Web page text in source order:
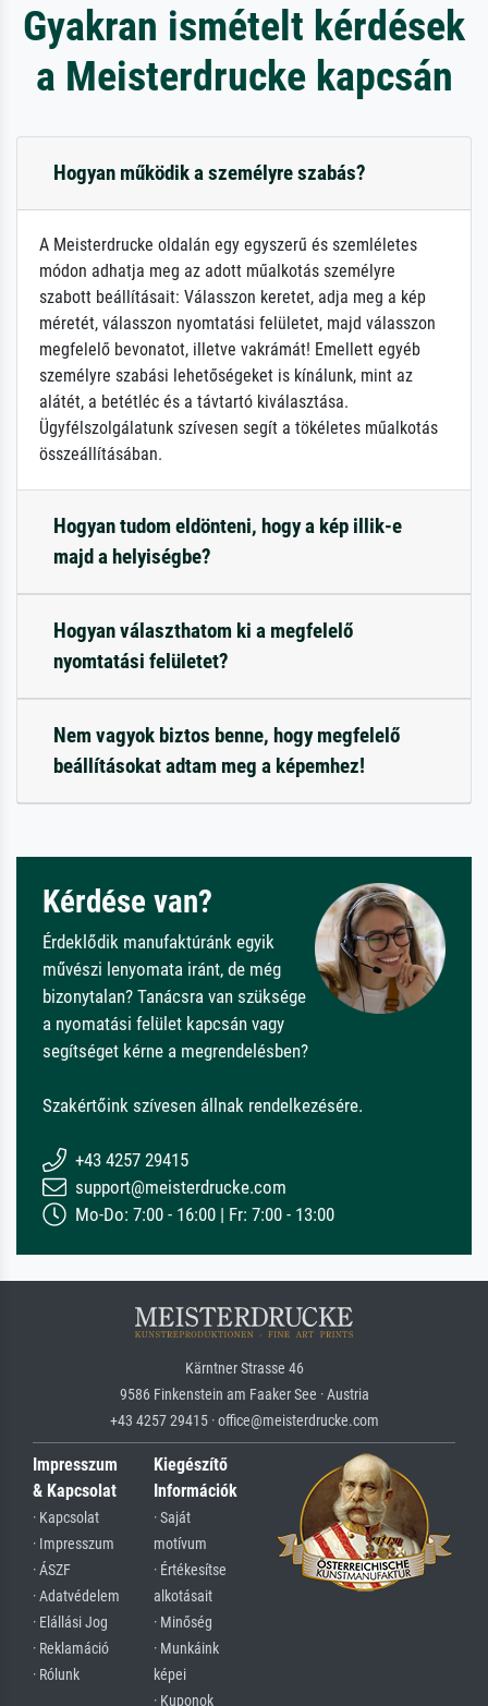
Gyakran ismételt kérdések
a Meisterdrucke kapcsán
Hogyan működik a személyre szabás?
A Meisterdrucke oldalán egy egyszerű és szemléletes
módon adhatja meg az adott műalkotás személyre
szabott beállításait: Válasszon keretet, adja meg a kép
méretét, válasszon nyomtatási felületet, majd válasszon
megfelelő bevonatot, illetve vakrámát! Emellett egyéb
személyre szabási lehetőségeket is kínálunk, mint az
alátét, a betétléc és a távtartó kiválasztása.
Ügyfélszolgálatunk szívesen segít a tökéletes műalkotás
összeállításában.
Hogyan tudom eldönteni, hogy a kép illik-e
majd a helyiségbe?
Hogyan választhatom ki a megfelelő
nyomtatási felületet?
Nem vagyok biztos benne, hogy megfelelő
beállításokat adtam meg a képemhez!
Kérdése van?
Érdeklődik manufaktúránk egyik
művészi lenyomata iránt, de még
bizonytalan? Tanácsra van szüksége
a nyomatási felület kapcsán vagy
segítséget kérne a megrendelésben?
Szakértőink szívesen állnak rendelkezésére.
+43 4257 29415
support@meisterdrucke.com
Mo-Do: 7:00 - 16:00 | Fr: 7:00 - 13:00
Kärntner Strasse 46
9586 Finkenstein am Faaker See · Austria
+43 4257 29415 · office@meisterdrucke.com
Impresszum
& Kapcsolat
· Kapcsolat
· Impresszum
· ÁSZF
· Adatvédelem
· Elállási Jog
· Reklamáció
· Rólunk
Kiegészítő
Információk
· Saját
motívum
· Értékesítse
alkotásait
· Minőség
· Munkáink
képei
· Kuponok